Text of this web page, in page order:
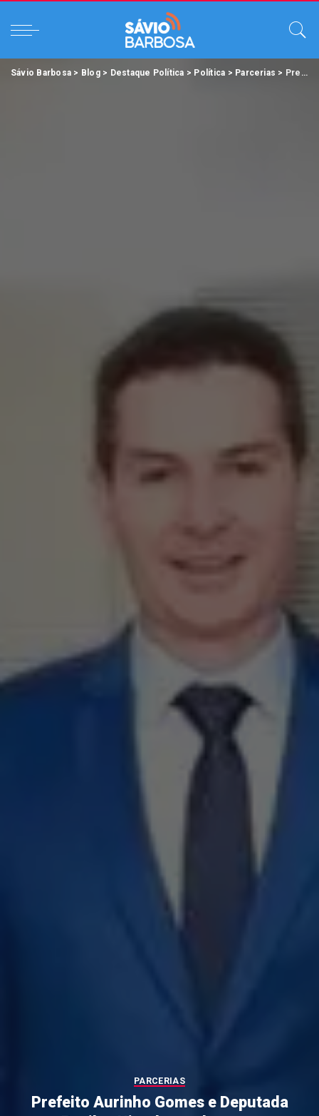
Sávio Barbosa > Blog> Destaque Política > Política > Parcerias > Prefeito Aurinho Gomes e Deputada Renilce Nicodemos buscam investimentos do Ministério das Cidades para Primavera.
PARCERIAS
Prefeito Aurinho Gomes e Deputada